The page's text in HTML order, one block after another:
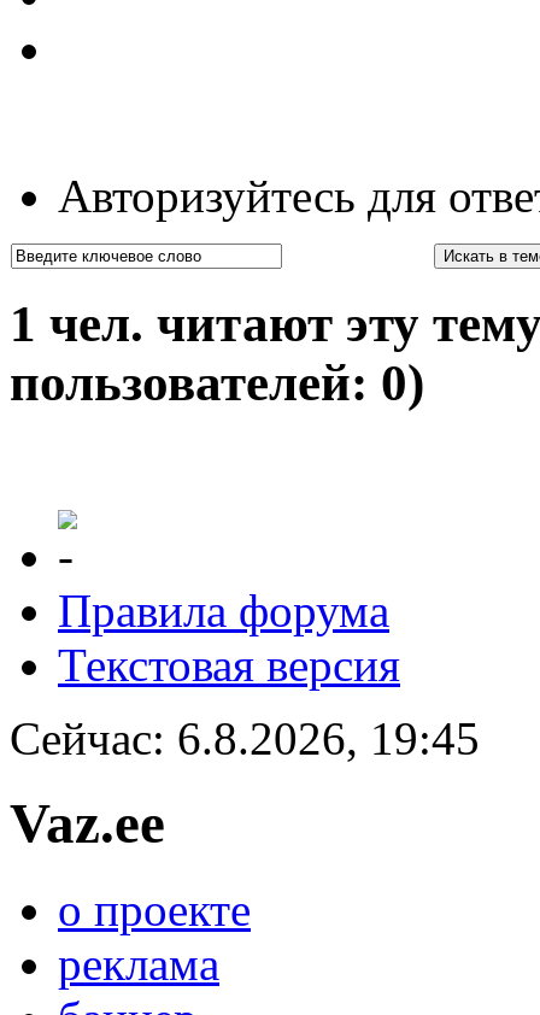
Авторизуйтесь для
1 чел. читают эту
пользователей: 0)
Правила форума
Текстовая версия
Сейчас: 6.8.2026, 19:45
Vaz.ee
о проекте
реклама